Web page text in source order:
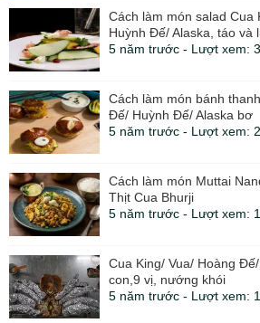
Cách làm món salad Cua
Huỳnh Đế/ Alaska, táo và
5 năm trước - Lượt xem:
Cách làm món bánh
Đế/ Huỳnh Đế/ Alaska bơ
5 năm trước - Lượt xem:
Cách làm món Muttai
Thịt Cua Bhurji
5 năm trước - Lượt xem:
Cua King/ Vua/ Hoàng
con,9 vị, nướng khói
5 năm trước - Lượt xem: